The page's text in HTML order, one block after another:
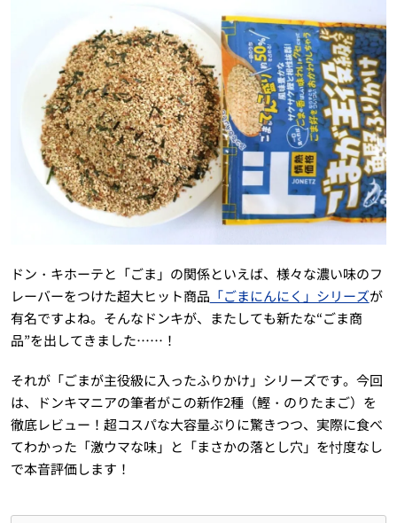
ドン・キホーテと「ごま」の関係といえば、様々な濃い味のフ
レーバーをつけた超大ヒット商品 「ごまにんにく」シリーズが
有名ですよね。そんなドンキが、またしても新たな“ごま商
品”を出してきました……！
それが「ごまが主役級に入ったふりかけ」シリーズです。今回
は、ドンキマニアの筆者がこの新作2種（鰹・のりたまご）を
徹底レビュー！超コスパな大容量ぶりに驚きつつ、実際に食べ
てわかった「激ウマな味」と「まさかの落とし穴」を忖度なし
で本音評価します！